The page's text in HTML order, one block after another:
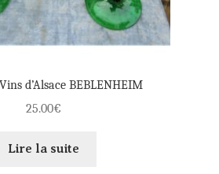
d’Alsace BEBLENHEIM
25.00€
Lire la suite